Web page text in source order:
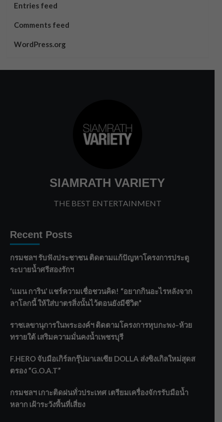
Entries feed
Comments feed
WordPress.org
SIAMRATH VARIETY
THE BEST ENTERTAINMENT
Recent Posts
กรมชลฯ รับฟังประชาชน ติดตามแก้ปัญหาโครงการประตู
ระบายน้ำศรีสองรักฯ
‘แมน การิน’ แชร์ความเชื่อชวนคิด! “อยากกินอะไรหลังจาก
ลาโลกนี้ ให้ใส่บาตรสิ่งนั้นไว้ตอนยังมีชีวิต”
ราชเลขานุการในพระองค์ฯ ติดตามโครงการหุบกะพง–ห้วย
ทรายใต้ เสริมความมั่นคงน้ำเพชรบุรี
F.HERO จับมือเกิร์ลกรุ๊ปมาเลเซีย DOLLA ส่งซิงเกิลใหม่สุดส
ตรอง “G.O.A.T”
กรมชลฯ เกาะติดฝนทั่วประเทศ เตรียมเครื่องจักรรับมือน้ำ
หลาก เฝ้าระวังพื้นที่เสี่ยง